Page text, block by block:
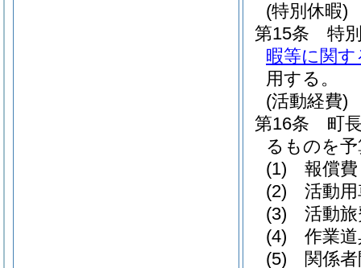
(特別休暇)
第15条
特
暇等に関す
用する。
(活動経費)
第16条
町
るものを
(1)
報償
(2)
活動
(3)
活動
(4)
作業
(5)
関係